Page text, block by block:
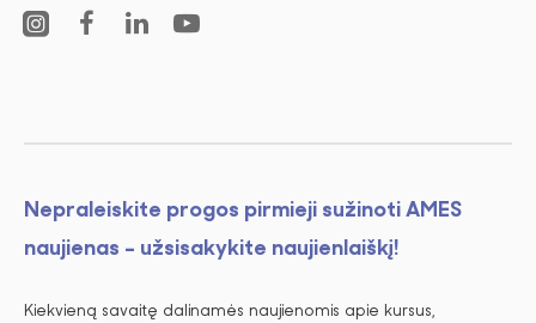
Nepraleiskite progos pirmieji sužinoti AMES
naujienas - užsisakykite naujienlaiškį!
Kiekvieną savaitę dalinamės naujienomis apie kursus,